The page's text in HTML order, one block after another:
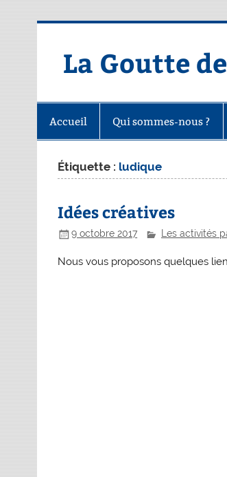
La Goutte
Accueil Qui sommes-nous ?
Étiquette : ludique
Idées créatives
9 octobre 2017 Les activités
Nous vous proposons quelques